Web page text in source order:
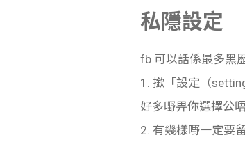
私隱設定
fb 可以話係最多黑
1. 撳「設定（
好多嘢畀你選擇公
2. 有幾樣嘢一定要